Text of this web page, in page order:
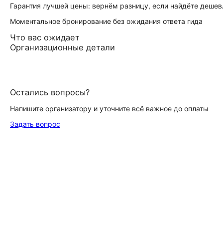
Гарантия лучшей цены: вернём разницу, если найдёте
Моментальное бронирование без ожидания ответа гида
Что вас ожидает
Организационные детали
Остались вопросы?
Напишите организатору и уточните всё важное до оплаты
Задать вопрос